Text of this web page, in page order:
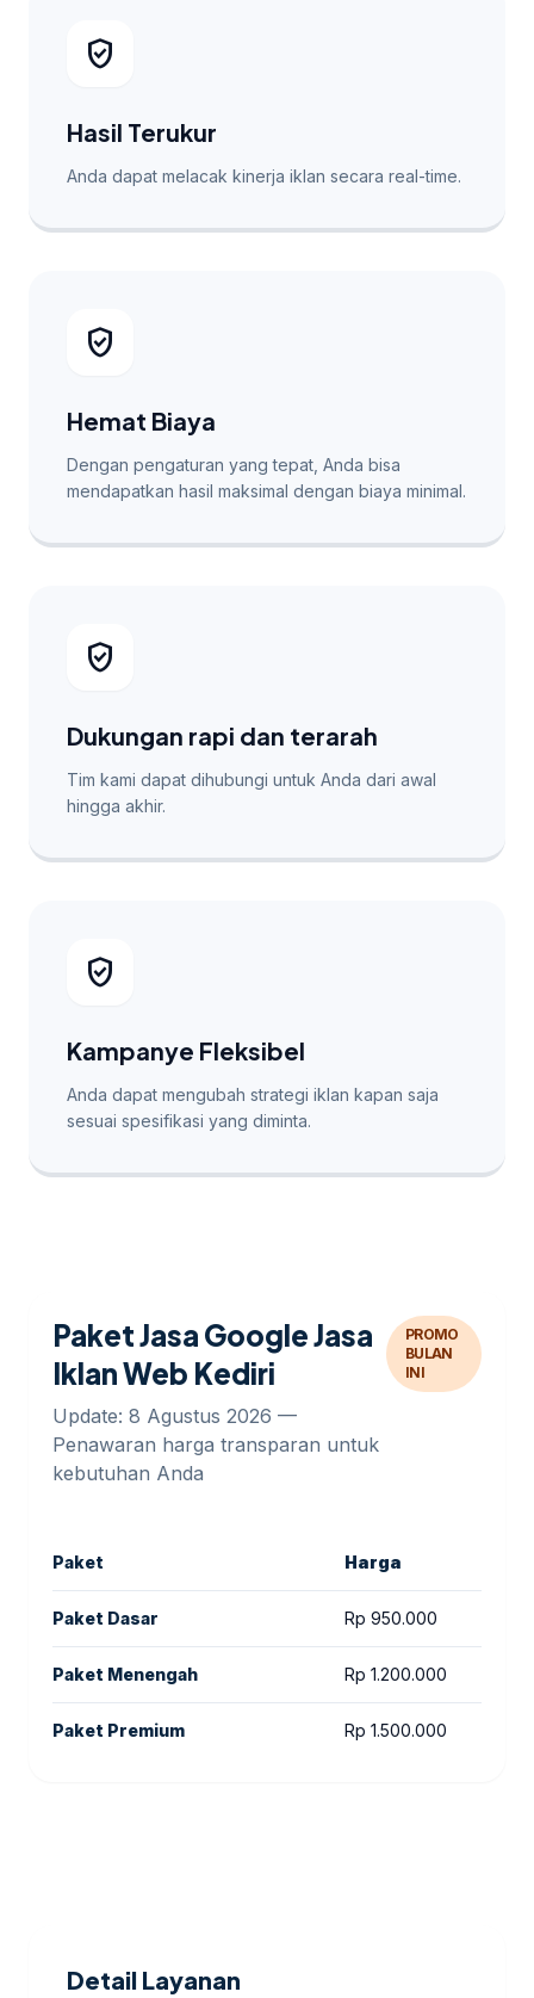
verified_user
Hasil Terukur
Anda dapat melacak kinerja iklan secara real-time.
verified_user
Hemat Biaya
Dengan pengaturan yang tepat, Anda bisa
mendapatkan hasil maksimal dengan biaya minimal.
verified_user
Dukungan rapi dan terarah
Tim kami dapat dihubungi untuk Anda dari awal
hingga akhir.
verified_user
Kampanye Fleksibel
Anda dapat mengubah strategi iklan kapan saja
sesuai spesifikasi yang diminta.
Paket Jasa Google Jasa
Iklan Web Kediri
Update: 8 Agustus 2026 —
Penawaran harga transparan untuk
kebutuhan Anda
PROMO
BULAN
INI
Paket Harga
Paket Dasar Rp 950.000
Paket Menengah Rp 1.200.000
Paket Premium Rp 1.500.000
Detail Layanan